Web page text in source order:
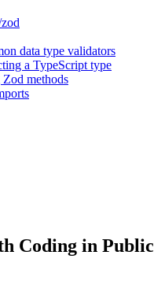
data type validators
a TypeScript type
methods
Coding in Public